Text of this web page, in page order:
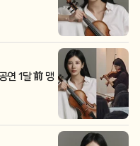
연 1달 前 맹